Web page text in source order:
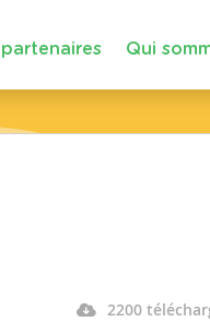
Qui
2200